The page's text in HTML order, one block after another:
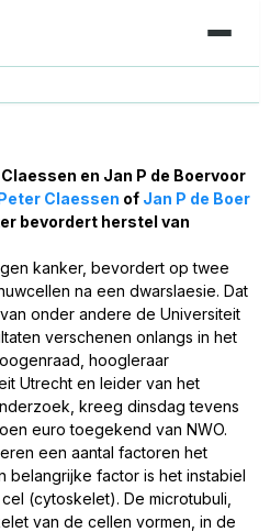
en Jan P de Boervoor
Claessen of Jan P de Boer
bevordert herstel van
kanker, bevordert op twee
na een dwarslaesie. Dat
onder andere de Universiteit
verschenen onlangs in het
hoogleraar
Utrecht en leider van het
kreeg dinsdag tevens
euro toegekend van NWO.
een aantal factoren het
belangrijke factor is het instabiel
(cytoskelet). De microtubuli,
van de cellen vormen, in de